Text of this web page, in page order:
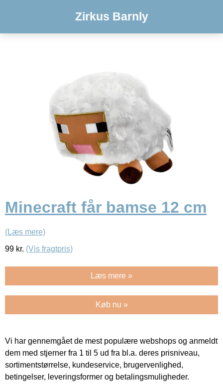
Zirkus Barnly
Minecraft får bamse 12 cm
(Læs mere)
99 kr. (Vis fragtpris)
Læs mere »
Køb nu »
Vi har gennemgået de mest populære webshops og anmeldt
dem med stjerner fra 1 til 5 ud fra bl.a. deres prisniveau,
sortimentstørrelse, kundeservice, brugervenlighed,
betingelser, leveringsformer og betalingsmuligheder.